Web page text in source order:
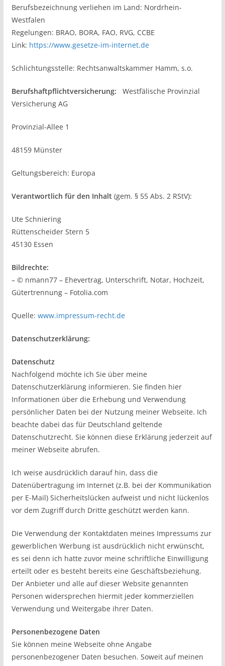
Berufsbezeichnung verliehen im Land: Nordrhein-
Westfalen
Regelungen: BRAO, BORA, FAO, RVG, CCBE
Link: https://www.gesetze-im-internet.de
Schlichtungsstelle: Rechtsanwaltskammer Hamm, s.o.
Berufshaftpflichtversicherung:
Westfälische Provinzial
Versicherung AG
Provinzial-Allee 1
48159 Münster
Geltungsbereich: Europa
Verantwortlich für den Inhalt (gem. § 55 Abs. 2 RStV):
Ute Schniering
Rüttenscheider Stern 5
45130 Essen
Bildrechte:
– © nmann77 – Ehevertrag, Unterschrift, Notar, Hochzeit,
Gütertrennung – Fotolia.com
Quelle: www.impressum-recht.de
Datenschutzerklärung:
Datenschutz
Nachfolgend möchte ich Sie über meine
Datenschutzerklärung informieren. Sie finden hier
Informationen über die Erhebung und Verwendung
persönlicher Daten bei der Nutzung meiner Webseite. Ich
beachte dabei das für Deutschland geltende
Datenschutzrecht. Sie können diese Erklärung jederzeit auf
meiner Webseite abrufen.
Ich weise ausdrücklich darauf hin, dass die
Datenübertragung im Internet (z.B. bei der Kommunikation
per E-Mail) Sicherheitslücken aufweist und nicht lückenlos
vor dem Zugriff durch Dritte geschützt werden kann.
Die Verwendung der Kontaktdaten meines Impressums zur
gewerblichen Werbung ist ausdrücklich nicht erwünscht,
es sei denn ich hatte zuvor meine schriftliche Einwilligung
erteilt oder es besteht bereits eine Geschäftsbeziehung.
Der Anbieter und alle auf dieser Website genannten
Personen widersprechen hiermit jeder kommerziellen
Verwendung und Weitergabe ihrer Daten.
Personenbezogene Daten
Sie können meine Webseite ohne Angabe
personenbezogener Daten besuchen. Soweit auf meinen